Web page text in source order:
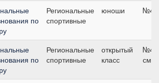
по
Региональные
спортивные
юноши №4,
по
Региональные
спортивные
открытый
класс
см